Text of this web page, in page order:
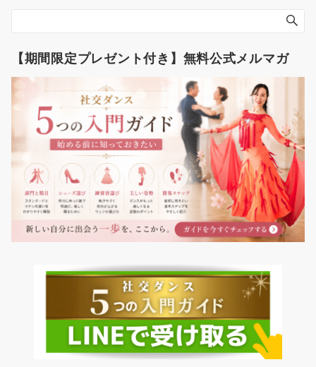
ン
【期間限定プレゼント付き】無料公式メルマガ